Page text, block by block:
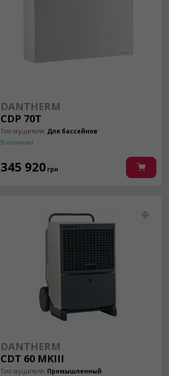
DANTHERM
CDP 70Т
Тип осушителя: Для бассейнов
В наличии
345 920 грн
DANTHERM
CDT 60 MKIII
Тип осушителя: Промышленный